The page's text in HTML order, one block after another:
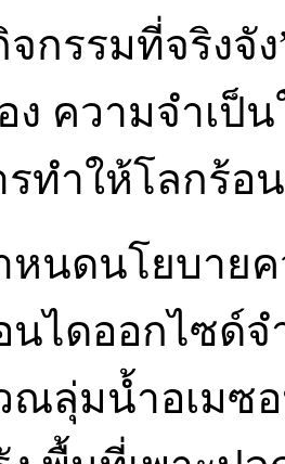
กรรมที่จริงจั
ง ความจำเป็
ทำให้โลกร้อ
หนดนโยบาย
นไดออกไซด์
ณลุ่มน้ำอเมซ